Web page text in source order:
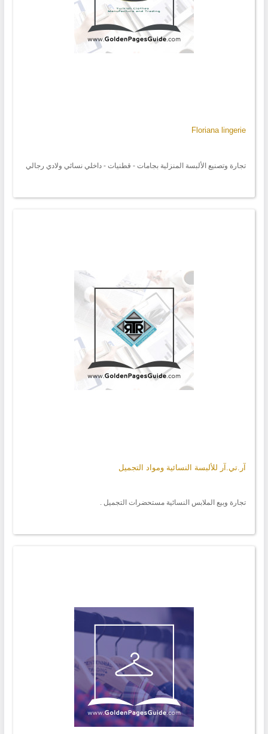
Floriana lingerie
تجارة وتصنيع الألبسة المنزلية بجامات - قطنيات - داخلي نسائي ولادي رجالي
آر.تي.آر للألبسة النسائية ومواد التجميل
تجارة وبيع الملابس النسائية مستحضرات التجميل .